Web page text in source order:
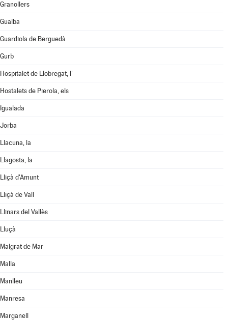
Granollers
Gualba
Guardiola de Berguedà
Gurb
Hospitalet de Llobregat, l'
Hostalets de Pierola, els
Igualada
Jorba
Llacuna, la
Llagosta, la
Lliçà d'Amunt
Lliçà de Vall
Llinars del Vallès
Lluçà
Malgrat de Mar
Malla
Manlleu
Manresa
Marganell